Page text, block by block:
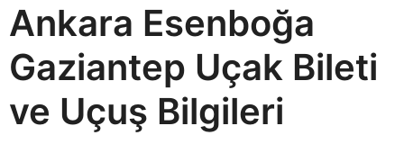
Ankara Esenboğa
Gaziantep Uçak Bileti
ve Uçuş Bilgileri